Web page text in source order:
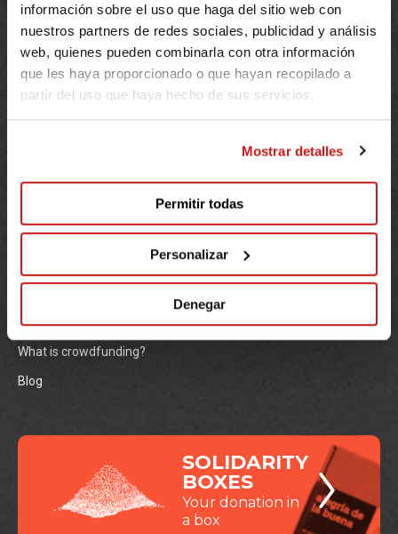
información sobre el uso que haga del sitio web con
nuestros partners de redes sociales, publicidad y análisis
web, quienes pueden combinarla con otra información
que les haya proporcionado o que hayan recopilado a
partir del uso que haya hecho de sus servicios.
Mostrar detalles
Permitir todas
Personalizar
Denegar
Join us
Companies
NGOs
Our foundation
Team and Advisory Board
Awards migranodearena.org
What is crowdfunding?
Blog
SOLIDARITY
BOXES
Your donation in
a box